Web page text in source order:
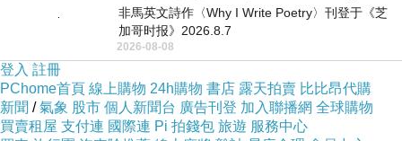
非馬英文詩作〈Why I Write Poetry〉刊登于《芝
加哥时报》2026.8.7
2026-08-08
登入 註冊
PChome首頁 線上購物 24h購物 書店 露天拍賣 比比昂代購
新聞 /氣象 股市 個人新聞台 廣告刊登 加入聯播網 全球購物
買賣租屋 支付連 國際連 Pi 拍錢包 旅遊 服務中心